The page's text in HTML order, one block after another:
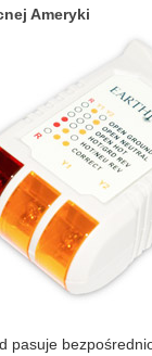
Ameryki
pasuje